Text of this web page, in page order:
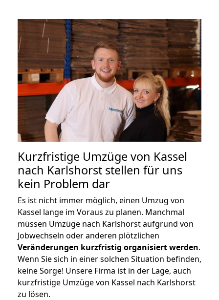
Kurzfristige Umzüge von Kassel
nach Karlshorst stellen für uns
kein Problem dar
Es ist nicht immer möglich, einen Umzug von
Kassel lange im Voraus zu planen. Manchmal
müssen Umzüge nach Karlshorst aufgrund von
Jobwechseln oder anderen plötzlichen
Veränderungen kurzfristig organisiert werden.
Wenn Sie sich in einer solchen Situation befinden,
keine Sorge! Unsere Firma ist in der Lage, auch
kurzfristige Umzüge von Kassel nach Karlshorst
zu lösen.